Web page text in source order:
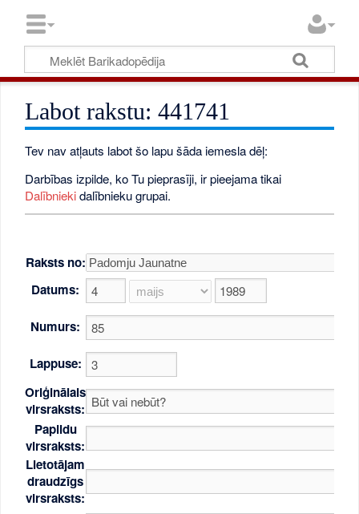
Labot rakstu: 441741
Tev nav atļauts labot šo lapu šāda iemesla dēļ:
Darbības izpilde, ko Tu pieprasīji, ir pieejama tikai
Dalībniekidalībnieku grupai.
Raksts no:
Datums:
Numurs:
Lappuse:
Oriģinālais
virsraksts:
Papildu
virsraksts:
Lietotājam
draudzīgs
virsraksts: